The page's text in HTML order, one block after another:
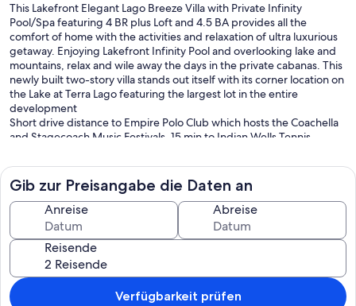
This Lakefront Elegant Lago Breeze Villa with Private Infinity
Pool/Spa featuring 4 BR plus Loft and 4.5 BA provides all the
comfort of home with the activities and relaxation of ultra luxurious
getaway. Enjoying Lakefront Infinity Pool and overlooking lake and
mountains, relax and wile away the days in the private cabanas. This
newly built two-story villa stands out itself with its corner location on
the Lake at Terra Lago featuring the largest lot in the entire
development
Short drive distance to Empire Polo Club which hosts the Coachella
and Stagecoach Music Festivals. 15 min to Indian Wells Tennis
games, all Major Concerts and Sporting Events in the world. 20 min
drive to Luxury Shopping and Dining at El Paseo, 30 min Driving to
Desert Hills Premium Outlet, 30 min to Joshua Tree National Park.
Enjoy Fantasy, and Spotlight 29 Casinos within a mile driving.
Staying at this Elegant Villa means you will experience worry-free
accommodations that are professionally cleaned and maintained. It
offers Free High-speed Wi-Fi, Billiard Table, Piano, Cable TV,
Complimentary Coffee, Table games, 4 Free parking spots, and so
much more...
Gib zur Preisangabe die Daten an
Anreise Abreise
Reisende
Verfügbarkeit prüfen